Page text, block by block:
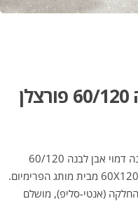
אריח גינה דמוי אבן לבנה 60/120 פורצלן
הכירו את הקולקציה המדהימה של אריח גינה דמוי אבן לבנה 60/120
פורצלן מונע החלקה. אריח איכותי במידות 60X120 מבית מותג הפרימיום.
החלקה (אנטי-סליפ), מושלם